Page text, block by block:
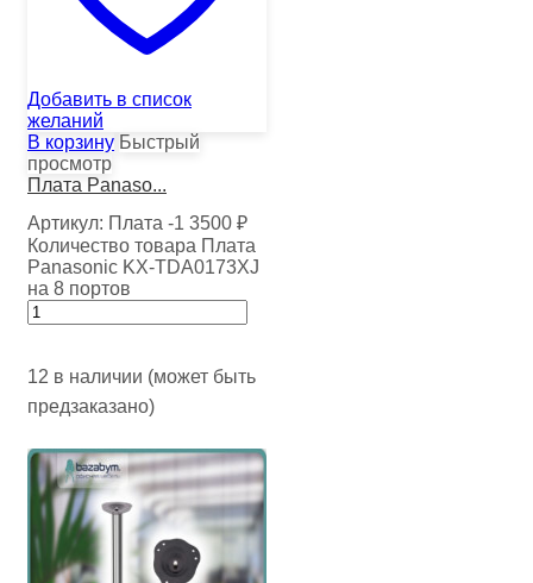
Добавить в список
желаний
В корзину Быстрый
просмотр
Плата Panaso...
Артикул: Плата -1 3500 ₽
Количество товара Плата
Panasonic KX-TDA0173XJ
на 8 портов
12 в наличии (может быть
предзаказано)